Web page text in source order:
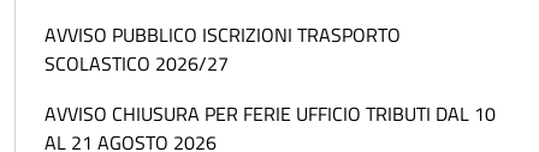
AVVISO PUBBLICO ISCRIZIONI TRASPORTO
SCOLASTICO 2026/27
AVVISO CHIUSURA PER FERIE UFFICIO TRIBUTI DAL 10
AL 21 AGOSTO 2026